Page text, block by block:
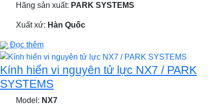
Hãng sản xuất: PARK SYSTEMS
Xuất xứ: Hàn Quốc
Đọc thêm
Kính hiển vi nguyên tử lực NX7 / PARK
SYSTEMS
Model: NX7